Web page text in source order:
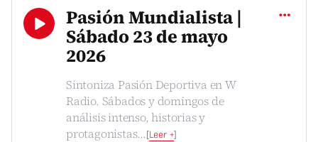
Pasión Mundialista |
Sábado 23 de mayo
2026
Sintoniza Pasión Deportiva en W
Radio. Sábados y domingos de
análisis intenso, historias y
protagonistas...[Leer +]